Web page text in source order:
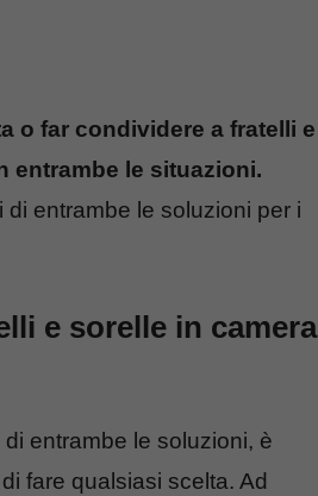
o far condividere a fratelli e
entrambe le situazioni.
entrambe le soluzioni per i
e sorelle in camera
entrambe le soluzioni, è
fare qualsiasi scelta. Ad